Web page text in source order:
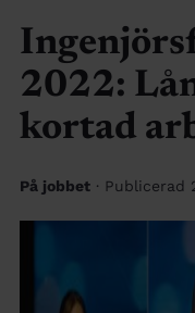
2022:
kortad
På jobbet · Publicerad